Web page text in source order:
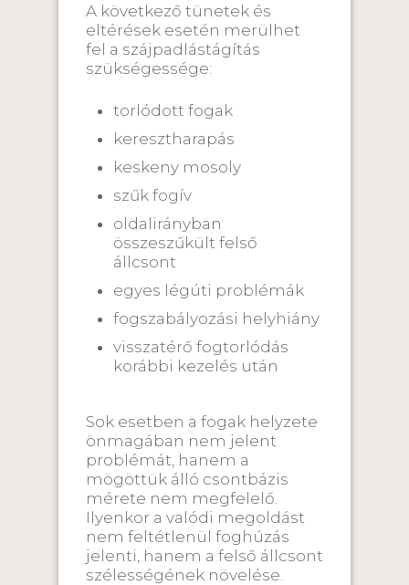
A következő tünetek és
eltérések esetén merülhet
fel a szájpadlástágítás
szükségessége:
torlódott fogak
keresztharapás
keskeny mosoly
szűk fogív
oldalirányban
összeszűkült felső
állcsont
egyes légúti problémák
fogszabályozási helyhiány
visszatérő fogtorlódás
korábbi kezelés után
Sok esetben a fogak helyzete
önmagában nem jelent
problémát, hanem a
mögöttük álló csontbázis
mérete nem megfelelő.
Ilyenkor a valódi megoldást
nem feltétlenül foghúzás
jelenti, hanem a felső állcsont
szélességének növelése.